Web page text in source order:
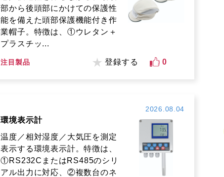
部から後頭部にかけての保護性
能を備えた頭部保護機能付き作
業帽子。特徴は、①ウレタン＋
プラスチッ...
注目製品 登録する 0
2026.08.04
環境表示計
温度／相対湿度／大気圧を測定
表示する環境表示計。特徴は、
①RS232CまたはRS485のシリ
アル出力に対応、②複数台のネ